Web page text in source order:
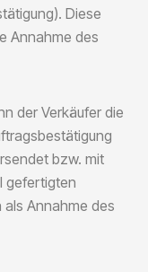
Diese
Annahme des
der Verkäufer die
bzw. mit
gefertigten
Annahme des